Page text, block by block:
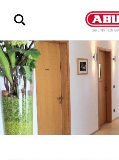
Geef
alle
resultaten
weer